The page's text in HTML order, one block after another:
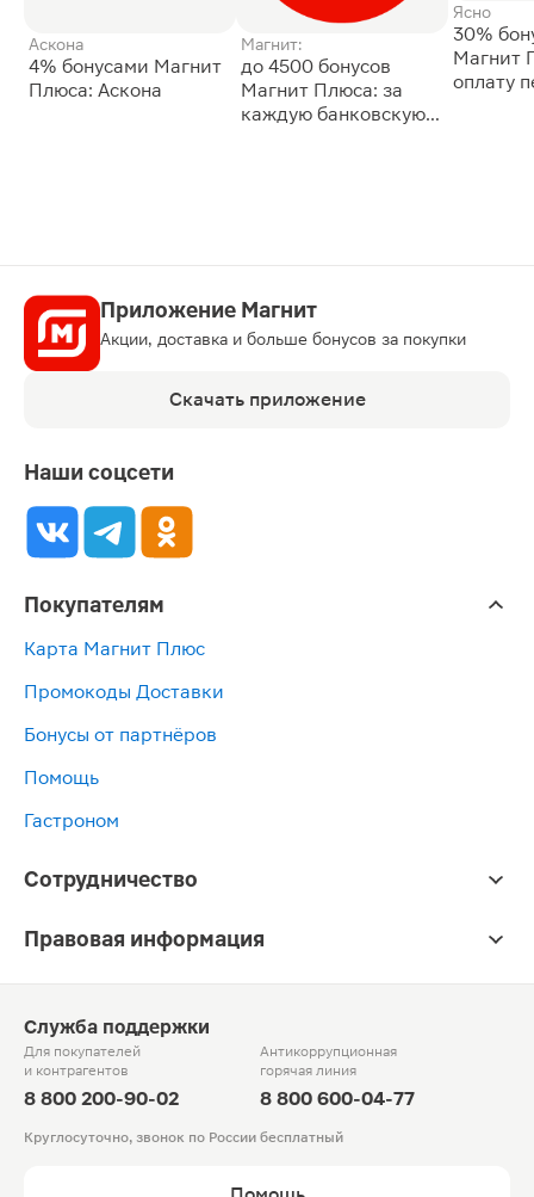
Аскона
4% бонусами Магнит
Плюса: Аскона
Магнит:
до 4500 бонусов
Магнит Плюса: за
каждую банковскую
Ясно
30%
Магнит
оплату
Приложение Магнит
Акции, доставка и больше бонусов за покупки
Скачать приложение
Наши соцсети
Покупателям
Карта Магнит Плюс
Промокоды Доставки
Бонусы от партнёров
Помощь
Гастроном
Сотрудничество
Правовая информация
Служба поддержки
Для покупателей
и контрагентов
8 800 200-90-02
Антикоррупционная
горячая линия
8 800 600-04-77
Круглосуточно, звонок по России бесплатный